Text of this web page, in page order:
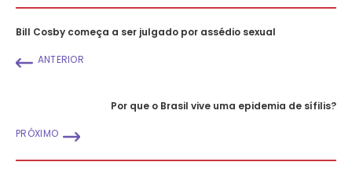
Bill Cosby começa a ser julgado por assédio sexual
ANTERIOR
Por que o Brasil vive uma epidemia de sífilis?
PRÓXIMO